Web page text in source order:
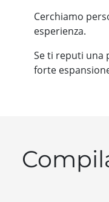
Cerchiamo
esperienza.
Se ti reputi una
forte